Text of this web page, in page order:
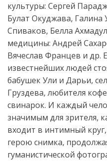
культуры: Сергей
Булат Окуджава,
Спиваков, Белла
медицины: Андрей
Вячеслав Францев и др.
известнейших людей
бабушек Ули и Дарьи,
Груздева, любителя
свинарок. И каждый
значимым для зрителя,
входит в интимный
герою снимка,
гуманистической